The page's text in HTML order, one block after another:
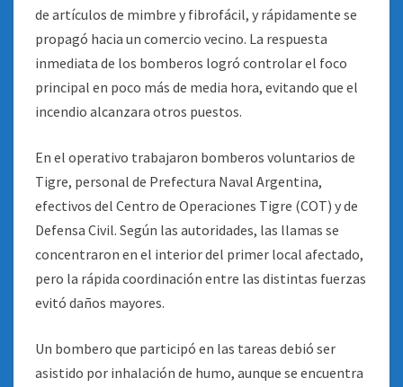
de artículos de mimbre y fibrofácil, y rápidamente se
propagó hacia un comercio vecino. La respuesta
inmediata de los bomberos logró controlar el foco
principal en poco más de media hora, evitando que el
incendio alcanzara otros puestos.
En el operativo trabajaron bomberos voluntarios de
Tigre, personal de Prefectura Naval Argentina,
efectivos del Centro de Operaciones Tigre (COT) y de
Defensa Civil. Según las autoridades, las llamas se
concentraron en el interior del primer local afectado,
pero la rápida coordinación entre las distintas fuerzas
evitó daños mayores.
Un bombero que participó en las tareas debió ser
asistido por inhalación de humo, aunque se encuentra